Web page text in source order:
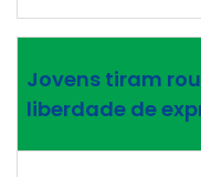
Jovens tiram
liberdade de